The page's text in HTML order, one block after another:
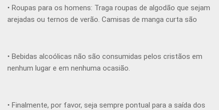
aceitos. Sapatos fechados, porém, não tênis.
• Roupas para os homens: Traga roupas de algodão que sejam
arejadas ou ternos de verão. Camisas de manga curta são
• Bebidas alcoólicas não são consumidas pelos cristãos em
nenhum lugar e em nenhuma ocasião.
• Finalmente, por favor, seja sempre pontual para a saída dos